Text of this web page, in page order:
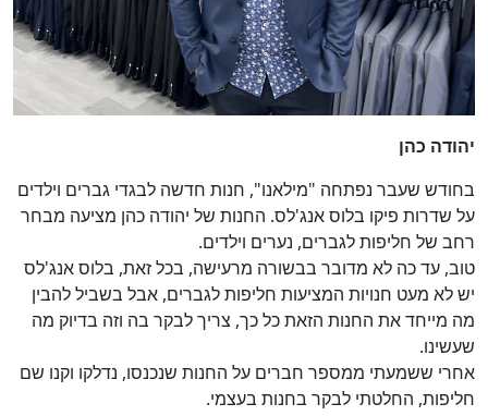
יהודה כהן
בחודש שעבר נפתחה "מילאנו", חנות חדשה לבגדי גברים וילדים
על שדרות פיקו בלוס אנג'לס. החנות של יהודה כהן מציעה מבחר
רחב של חליפות לגברים, נערים וילדים.
טוב, עד כה לא מדובר בבשורה מרעישה, בכל זאת, בלוס אנג'לס
יש לא מעט חנויות המציעות חליפות לגברים, אבל בשביל להבין
מה מייחד את החנות הזאת כל כך, צריך לבקר בה וזה בדיוק מה
שעשינו.
אחרי ששמעתי ממספר חברים על החנות שנכנסו, נדלקו וקנו שם
חליפות, החלטתי לבקר בחנות בעצמי.